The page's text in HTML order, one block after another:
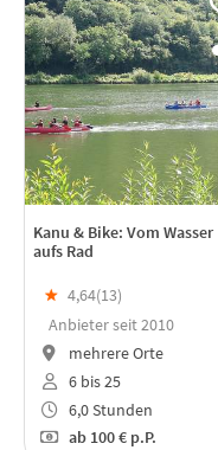
Kanu & Bike: Vom Wasser
aufs Rad
★ 4,64(13)
Anbieter seit 2010
mehrere Orte
6 bis 25
6,0 Stunden
ab100 € p.P.